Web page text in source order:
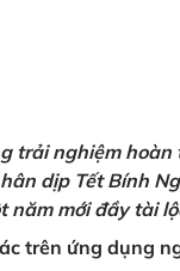
trải nghiệm
dịp Tết Bính
mới đầy tài
trên ứng dụng